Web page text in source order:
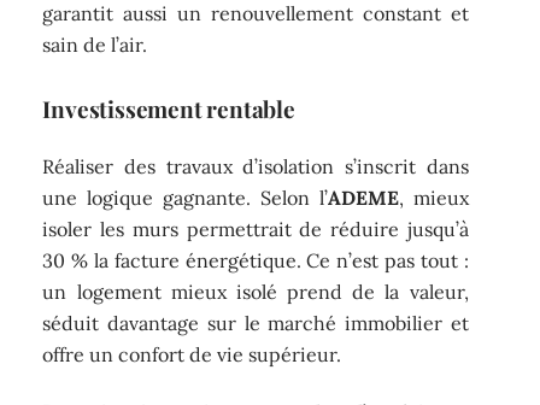
garantit aussi un renouvellement constant et
sain de l’air.
Investissement rentable
Réaliser des travaux d’isolation s’inscrit dans
une logique gagnante. Selon l’ADEME, mieux
isoler les murs permettrait de réduire jusqu’à
30 % la facture énergétique. Ce n’est pas tout :
un logement mieux isolé prend de la valeur,
séduit davantage sur le marché immobilier et
offre un confort de vie supérieur.